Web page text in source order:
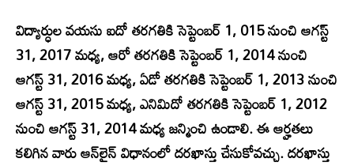
విద్యార్ధుల వయసు ఐదో తరగతికి సెప్టెంబర్‌ 1, 015 నుంచి ఆగస్ట్
31, 2017 మధ్య, ఆరో తరగతికి సెప్టెంబర్‌ 1, 2014 నుంచి
ఆగస్ట్ 31, 2016 మధ్య, ఏడో తరగతికి సెప్టెంబర్‌ 1, 2013 నుంచి
ఆగస్ట్ 31, 2015 మధ్య, ఎనిమిదో తరగతికి సెప్టెంబర్ 1, 2012
నుంచి ఆగస్ట్ 31, 2014 మధ్య జన్మించి ఉండాలి. ఈ ఆర్హతలు
కలిగిన వారు ఆన్‌లైన్ విధానంలో దరఖాస్తు చేసుకోవచ్చు. దరఖాస్తు